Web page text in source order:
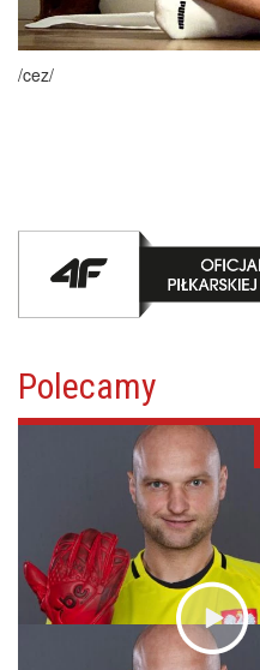
/cez/
Polecamy